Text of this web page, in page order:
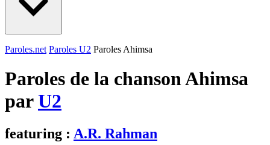
Paroles.net Paroles U2 Paroles Ahimsa
Paroles de la chanson Ahimsa
parU2
featuring : A.R. Rahman